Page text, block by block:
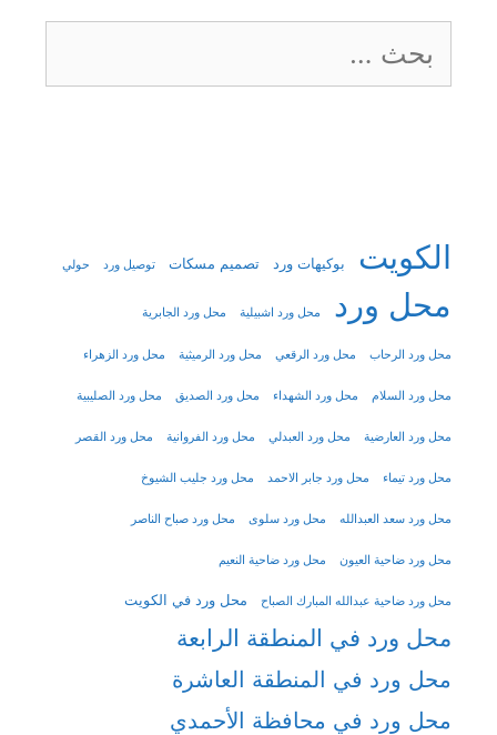
البحث
عن:
الكويت بوكيهات ورد تصميم مسكات توصيل ورد حولي
محل ورد محل ورد اشبيلية محل ورد الجابرية
محل ورد الرحاب محل ورد الرقعي محل ورد الرميثية محل ورد الزهراء
محل ورد السلام محل ورد الشهداء محل ورد الصديق محل ورد الصليبية
محل ورد العارضية محل ورد العبدلي محل ورد الفروانية محل ورد القصر
محل ورد تيماء محل ورد جابر الاحمد محل ورد جليب الشيوخ
محل ورد سعد العبدالله محل ورد سلوى محل ورد صباح الناصر
محل ورد ضاحية العيون محل ورد ضاحية النعيم
محل ورد ضاحية عبدالله المبارك الصباح محل ورد في الكويت
محل ورد في المنطقة الرابعة
محل ورد في المنطقة العاشرة
محل ورد في محافظة الأحمدي